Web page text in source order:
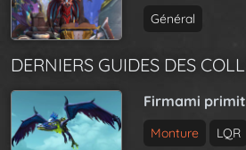
Général
DERNIERS GUIDES DES
Firmami
Monture LQR